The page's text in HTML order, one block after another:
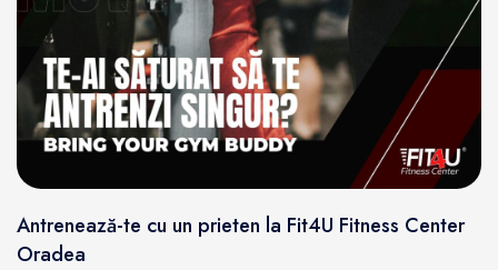
Antrenează-te cu un prieten la Fit4U Fitness Center
Oradea